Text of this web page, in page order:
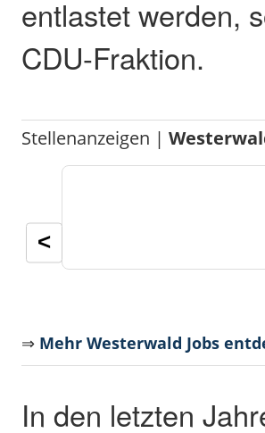
entlastet werden,
CDU-Fraktion.
Stellenanzeigen |
<
⇒ Mehr Westerwald Jobs
In den letzten